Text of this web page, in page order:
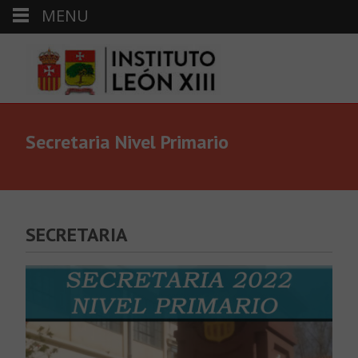
Secretaria Nivel Primario
SECRETARIA
MENU